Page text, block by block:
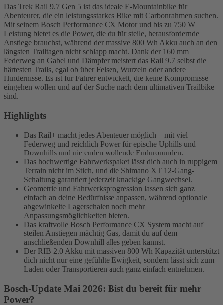
Das Trek Rail 9.7 Gen 5 ist das ideale E-Mountainbike für
Abenteurer, die ein leistungsstarkes Bike mit Carbonrahmen suchen.
Mit seinem Bosch Performance CX Motor und bis zu 750 W
Leistung bietet es die Power, die du für steile, herausfordernde
Anstiege brauchst, während der massive 800 Wh Akku auch an den
längsten Trailtagen nicht schlapp macht. Dank der 160 mm
Federweg an Gabel und Dämpfer meistert das Rail 9.7 selbst die
härtesten Trails, egal ob über Felsen, Wurzeln oder andere
Hindernisse. Es ist für Fahrer entwickelt, die keine Kompromisse
eingehen wollen und auf der Suche nach dem ultimativen Trailbike
sind.
Highlights
Das Rail+ macht jedes Abenteuer möglich – mit viel
Federweg und reichlich Power für epische Uphills und
Downhills und nie enden wollende Endurorunden.
Das hochwertige Fahrwerkspaket lässt dich auch in ruppigem
Terrain nicht im Stich, und die Shimano XT 12-Gang-
Schaltung garantiert jederzeit knackige Gangwechsel.
Geometrie und Fahrwerksprogression lassen sich ganz
einfach an deine Bedürfnisse anpassen, während optionale
abgewinkelte Lagerschalen noch mehr
Anpassungsmöglichkeiten bieten.
Das kraftvolle Bosch Performance CX System macht auf
steilen Anstiegen mächtig Gas, damit du auf dem
anschließenden Downhill alles geben kannst.
Der RIB 2.0 Akku mit massiven 800 Wh Kapazität unterstützt
dich nicht nur eine gefühlte Ewigkeit, sondern lässt sich zum
Laden oder Transportieren auch ganz einfach entnehmen.
Bosch-Update Mai 2026: Bist du bereit für mehr
Power?